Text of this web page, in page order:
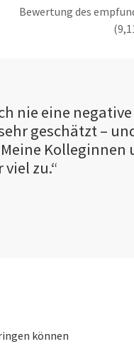
Bewertung des
nie eine
geschätzt –
zu.“
können